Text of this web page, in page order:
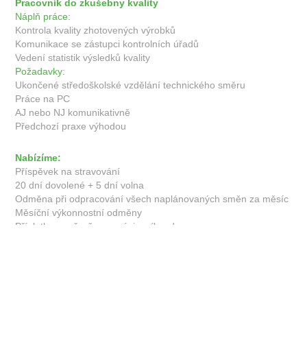
Pracovník do zkušebny kvality
Náplň práce:
Kontrola kvality zhotovených výrobků
Komunikace se zástupci kontrolních úřadů
Vedení statistik výsledků kvality
Požadavky:
Ukončené středoškolské vzdělání technického směru
Práce na PC
AJ nebo NJ komunikativně
Předchozí praxe výhodou
Nabízíme:
Příspěvek na stravování
20 dní dovolené + 5 dní volna
Odměna při odpracování všech naplánovaných směn za měsíc
Měsíční výkonnostní odměny
Příplatky za přesčas a práci o víkendu